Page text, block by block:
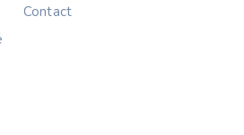
Contact